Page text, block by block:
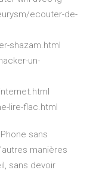
ecouter-de-
shazam.html
un-
lire-flac.html
sans
manières
sans devoir